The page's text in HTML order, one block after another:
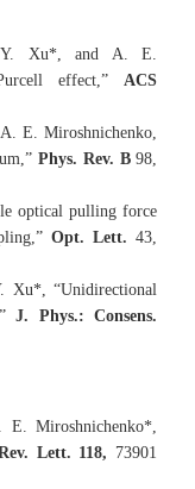
Xu*, and A. E.
effect,”ACS
E. Miroshnichenko,
Phys. Rev. B98,
optical pulling force
Opt. Lett. 43,
Xu*, “Unidirectional
J. Phys.: Consens.
Miroshnichenko*,
Lett. 118, 73901